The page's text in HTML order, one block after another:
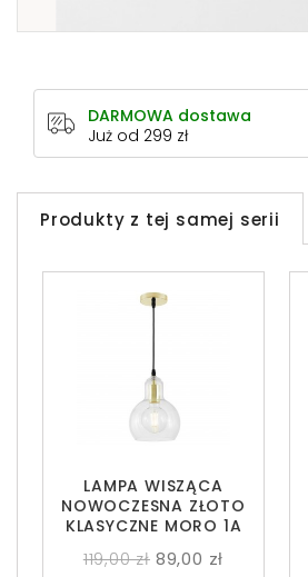
DARMOWA dostawa
Już od 299 zł
Produkty z tej samej serii
LAMPA WISZĄCA
NOWOCZESNA ZŁOTO
KLASYCZNE MORO 1A
119,00 zł 89,00 zł